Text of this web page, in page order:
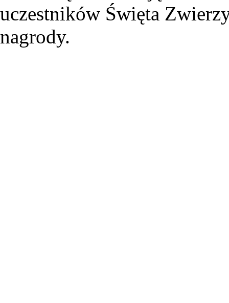
uczestników Święta
nagrody.